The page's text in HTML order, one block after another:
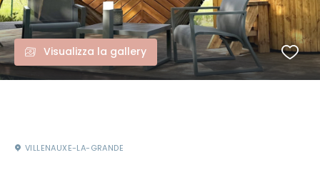
Visualizza la gallery
VILLENAUXE-LA-GRANDE